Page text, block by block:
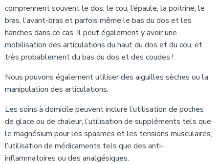
comprennent souvent le dos, le cou, l’épaule, la poitrine, le
bras, l’avant-bras et parfois même le bas du dos et les
hanches dans ce cas. Il peut également y avoir une
mobilisation des articulations du haut du dos et du cou, et
très probablement du bas du dos et des coudes !
Nous pouvons également utiliser des aiguilles sèches ou la
manipulation des articulations.
Les soins à domicile peuvent inclure l’utilisation de poches
de glace ou de chaleur, l’utilisation de suppléments tels que
le magnésium pour les spasmes et les tensions musculaires,
l’utilisation de médicaments tels que des anti-
inflammatoires ou des analgésiques.